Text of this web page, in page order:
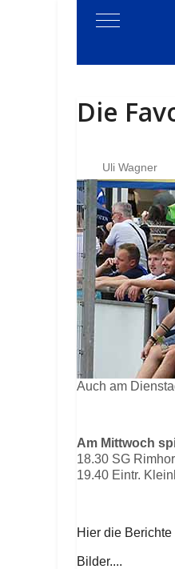
Mobile
Die
Uli Wagner
Auch am
Am Mittwoch
18.30 SG
19.40 Eintr.
Hier die
Bilder....